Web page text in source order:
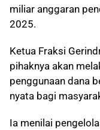
miliar anggaran
2025.
Ketua Fraksi
pihaknya akan
penggunaan dana
nyata bagi
Ia menilai